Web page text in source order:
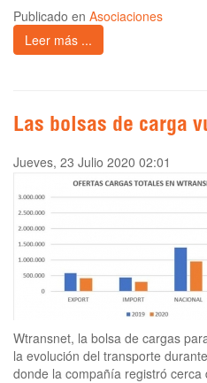
Publicado en Asociaciones
Leer más ...
Las bolsas de carga
Jueves, 23 Julio 2020 02:01
Wtransnet, la bolsa de cargas
la evolución del transporte
donde la compañía registró